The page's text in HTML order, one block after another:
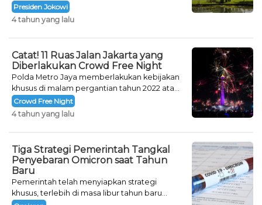
khusus untuk mengisi malam pergantian
tahun.
Presiden Jokowi
4 tahun yang lalu
Catat! 11 Ruas Jalan Jakarta yang
Diberlakukan Crowd Free Night
Polda Metro Jaya memberlakukan kebijakan
khusus di malam pergantian tahun 2022 atau
Crowd Free Night selama dua hari.
Crowd Free Night
4 tahun yang lalu
Tiga Strategi Pemerintah Tangkal
Penyebaran Omicron saat Tahun
Baru
Pemerintah telah menyiapkan strategi
khusus, terlebih di masa libur tahun baru